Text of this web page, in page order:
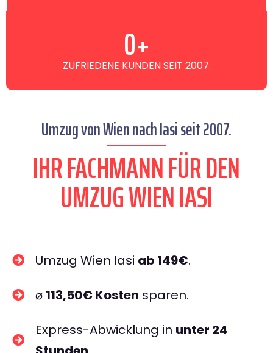
ZUFRIEDENE KUNDEN SEIT 2007.
0+
Umzug von Wien nach Iasi seit 2007.
IHR FACHMANN FÜR DEN
UMZUG WIEN IASI
Umzug Wien Iasi ab 149€.
⌀ 113,50€ Kosten sparen.
Express-Abwicklung in unter 24